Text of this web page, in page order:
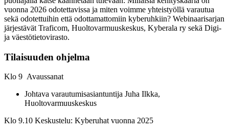
vuonna 2026 odotettavissa ja miten voimme yhteistyöllä varautua
sekä odotettuihin että odottamattomiin kyberuhkiin? Webinaarisarjan
järjestävät Traficom, Huoltovarmuuskeskus, Kyberala ry sekä Digi-
ja väestötietovirasto.
Tilaisuuden ohjelma
Klo 9 Avaussanat
Johtava varautumisasiantuntija Juha Ilkka,
Huoltovarmuuskeskus
Klo 9.10 Keskustelu: Kyberuhat vuonna 2025